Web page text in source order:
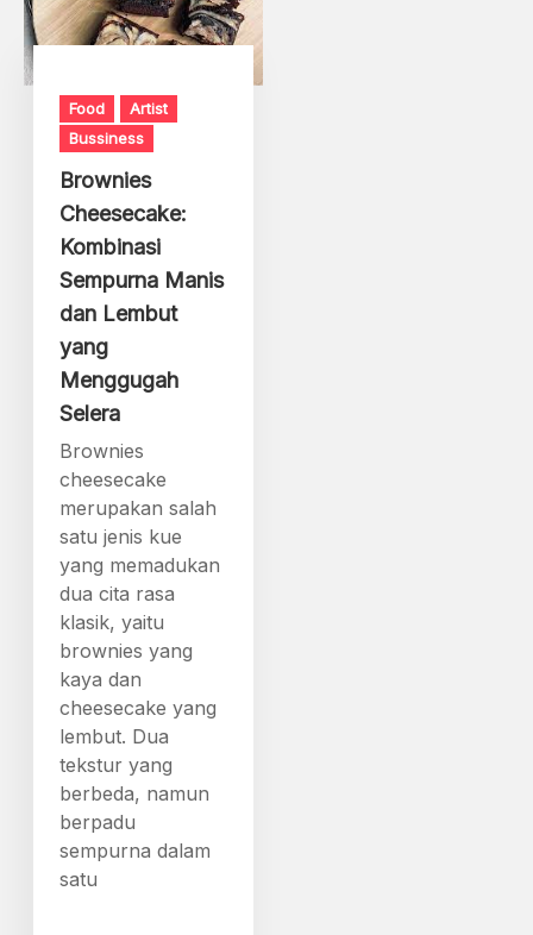
Food
Artist
Bussiness
Brownies
Cheesecake:
Kombinasi
Sempurna Manis
dan Lembut
yang
Menggugah
Selera
Brownies
cheesecake
merupakan salah
satu jenis kue
yang memadukan
dua cita rasa
klasik, yaitu
brownies yang
kaya dan
cheesecake yang
lembut. Dua
tekstur yang
berbeda, namun
berpadu
sempurna dalam
satu